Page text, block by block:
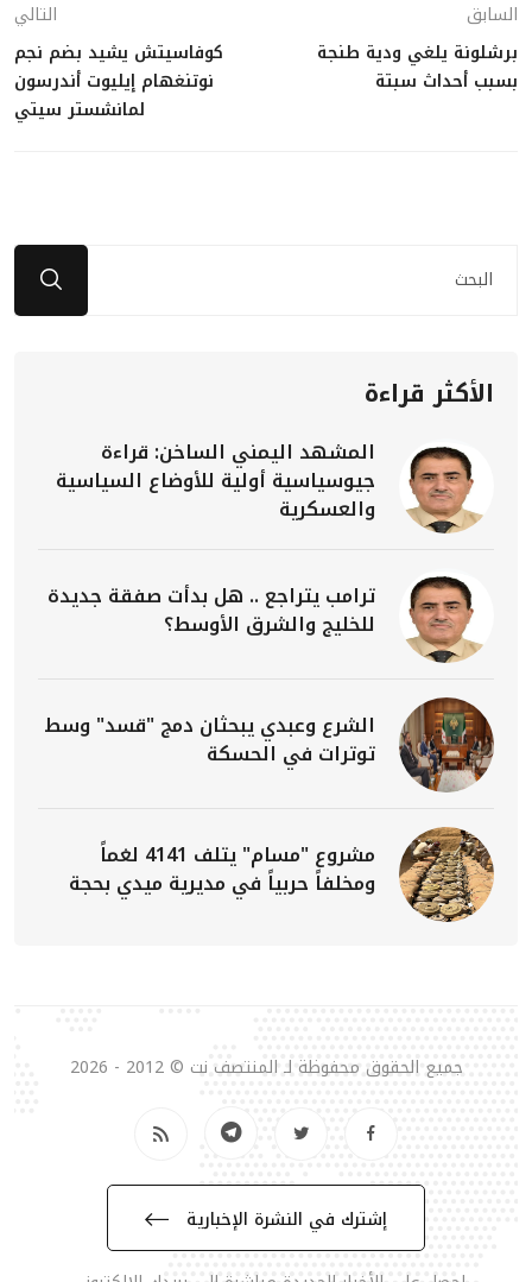
السابق
برشلونة يلغي ودية طنجة
بسبب أحداث سبتة
التالي
كوفاسيتش يشيد بضم نجم
نوتنغهام إيليوت أندرسون
لمانشستر سيتي
الأكثر قراءة
المشهد اليمني الساخن: قراءة
جيوسياسية أولية للأوضاع السياسية
والعسكرية
ترامب يتراجع .. هل بدأت صفقة جديدة
للخليج والشرق الأوسط؟
الشرع وعبدي يبحثان دمج "قسد" وسط
توترات في الحسكة
مشروع "مسام" يتلف 4141 لغماً
ومخلفاً حربياً في مديرية ميدي بحجة
جميع الحقوق محفوظة لـ المنتصف نت © 2012 - 2026
إشترك في النشرة الإخبارية